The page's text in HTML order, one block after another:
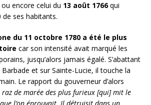
encore celui du 13 août 1766qui
de ses habitants.
du 11 octobre 1780 a été le plus
car son intensité avait marqué les
jusqu’alors jamais égalé. S’abattant
et sur Sainte-Lucie, il touche la
Le rapport du gouverneur d’alors
raz de marée des plus furieux [qui] mit le